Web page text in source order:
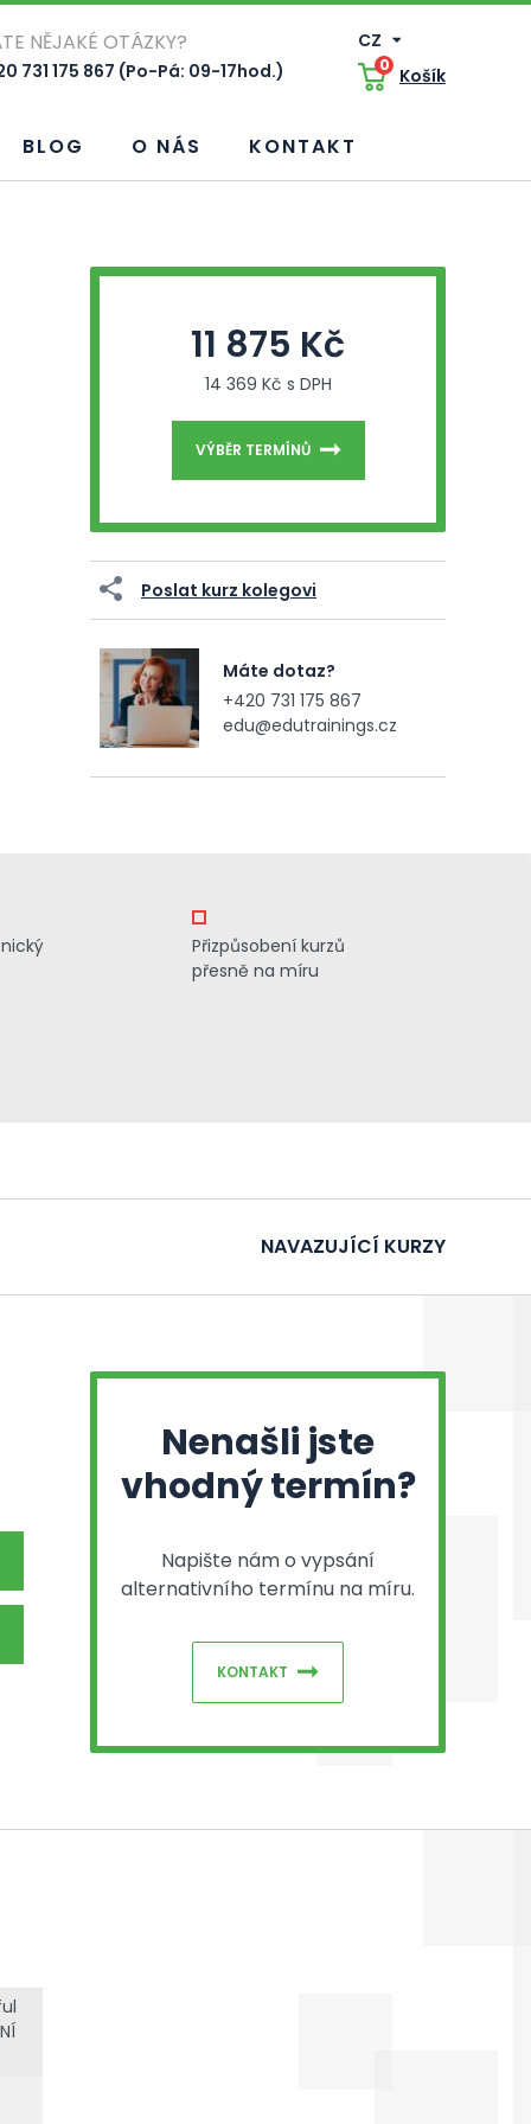
NĚJAKÉ OTÁZKY?
731 175 867 (Po-Pá: 09-17hod.)
CZ
0 Košík
BLOG O NÁS KONTAKT
11 875 Kč
14 369 Kč s DPH
VÝBĚR TERMÍNŮ
Poslat kurz kolegovi
Máte dotaz?
+420 731 175 867
edu@edutrainings.cz
Přizpůsobení kurzů
přesně na míru
NAVAZUJÍCÍ KURZY
Nenašli jste
vhodný termín?
Napište nám o vypsání
alternativního termínu na míru.
KONTAKT